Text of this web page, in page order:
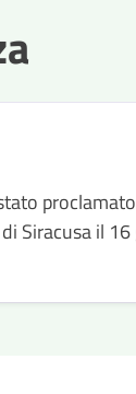
proclamato
Siracusa il